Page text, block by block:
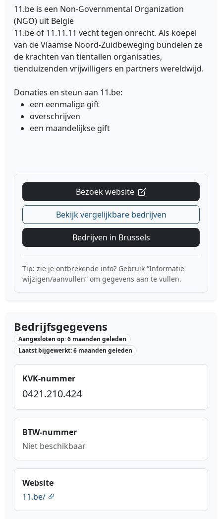
11.be is een Non-Governmental Organization
(NGO) uit Belgie
11.be of 11.11.11 vecht tegen onrecht. Als koepel
van de Vlaamse Noord-Zuidbeweging bundelen ze
de krachten van tientallen organisaties,
tienduizenden vrijwilligers en partners wereldwijd.
Donaties en steun aan 11.be:
een eenmalige gift
overschrijven
een maandelijkse gift
Bezoek website
Bekijk vergelijkbare bedrijven
Bedrijven in Brussels
Tip: zie je ontbrekende info? Gebruik “Informatie
wijzigen/aanvullen” om gegevens aan te vullen.
Bedrijfsgegevens
Aangesloten op: 6 maanden geleden
Laatst bijgewerkt: 6 maanden geleden
KVK-nummer
0421.210.424
BTW-nummer
Niet beschikbaar
Website
11.be/